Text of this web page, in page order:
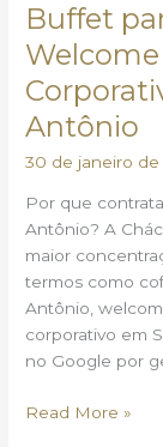
Buffet
Antônio
30 de janeiro de
Por que
Antônio? A
maior
termos como
Antônio,
corporativo em
no Google por
Coffee
Break,
Welcome
Coffee
e
Corporativo
na
Chácara
Santo
Antônio
Read More »